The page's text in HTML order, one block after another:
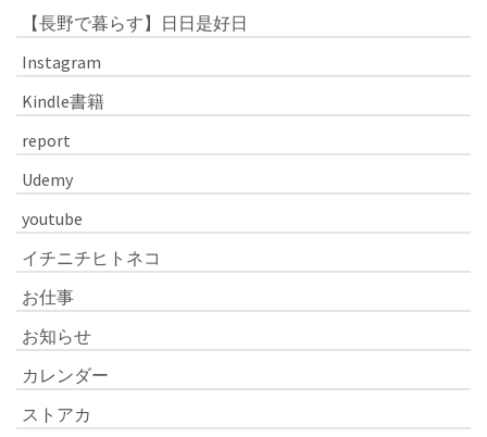
【長野で暮らす】日日是好日
Instagram
Kindle書籍
report
Udemy
youtube
イチニチヒトネコ
お仕事
お知らせ
カレンダー
ストアカ